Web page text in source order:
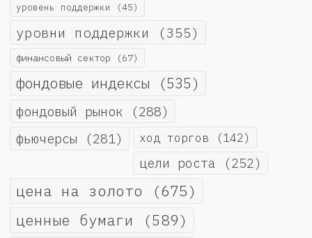
уровень поддержки (45)
уровни поддержки (355)
финансовый сектор (67)
фондовые индексы (535)
фондовый рынок (288)
фьючерсы (281) ход торгов (142)
цели роста (252)
цена на золото (675)
ценные бумаги (589)